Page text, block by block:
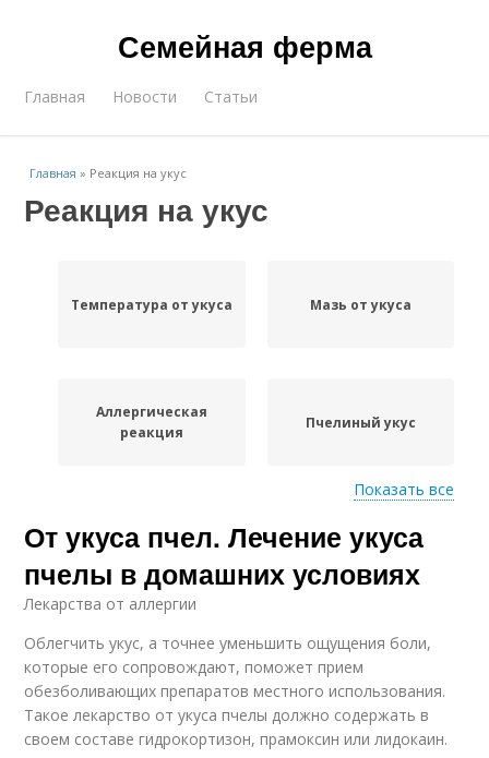
Семейная ферма
Главная Новости Статьи
Главная » Реакция на укус
Реакция на укус
Температура от укуса Мазь от укуса
Аллергическая
реакция
Пчелиный укус
Помощи при укусе
Показать все
От укуса пчел. Лечение укуса
пчелы в домашних условиях
Лекарства от аллергии
Облегчить укус, а точнее уменьшить ощущения боли,
которые его сопровождают, поможет прием
обезболивающих препаратов местного использования.
Такое лекарство от укуса пчелы должно содержать в
своем составе гидрокортизон, прамоксин или лидокаин.